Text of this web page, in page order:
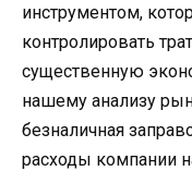
инструментом,
контролировать
существенную
нашему анализу
безналичная
расходы компании